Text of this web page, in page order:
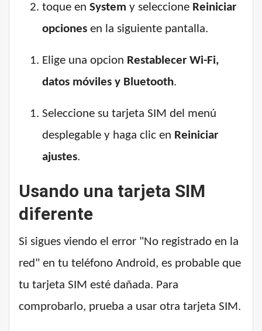
toque en System y seleccione Reiniciar
opciones en la siguiente pantalla.
Elige una opcion Restablecer Wi-Fi,
datos móviles y Bluetooth.
Seleccione su tarjeta SIM del menú
desplegable y haga clic en Reiniciar
ajustes.
Usando una tarjeta SIM
diferente
Si sigues viendo el error "No registrado en la
red" en tu teléfono Android, es probable que
tu tarjeta SIM esté dañada. Para
comprobarlo, prueba a usar otra tarjeta SIM.